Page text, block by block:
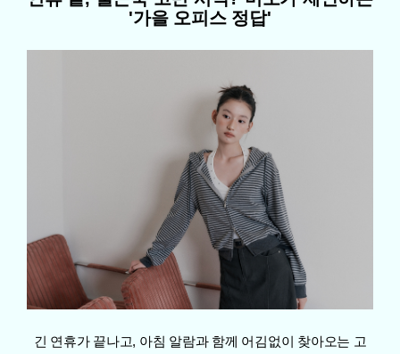
'가을 오피스 정답'
긴 연휴가 끝나고, 아침 알람과 함께 어김없이 찾아오는 고